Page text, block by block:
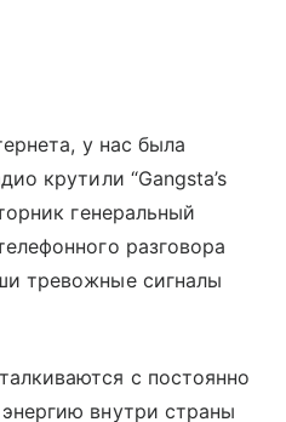
у нас была
крутили “Gangsta’s
генеральный
разговора
тревожные сигналы
с постоянно
внутри страны